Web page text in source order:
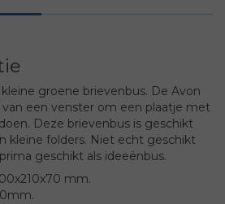
groene brievenbus. De Avon
van een venster om een plaatje met
Deze brievenbus is geschikt
kleine folders. Niet echt geschikt
geschikt als ideeënbus.
mm.